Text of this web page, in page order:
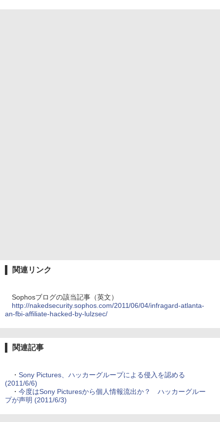
関連リンク
Sophosブログの該当記事（英文）
http://nakedsecurity.sophos.com/2011/06/04/infragard-atlanta-
an-fbi-affiliate-hacked-by-lulzsec/
関連記事
・ Sony Pictures、ハッカーグループによる侵入を認める
(2011/6/6)
・ 今度はSony Picturesから個人情報流出か？ ハッカーグルー
プが声明 (2011/6/3)